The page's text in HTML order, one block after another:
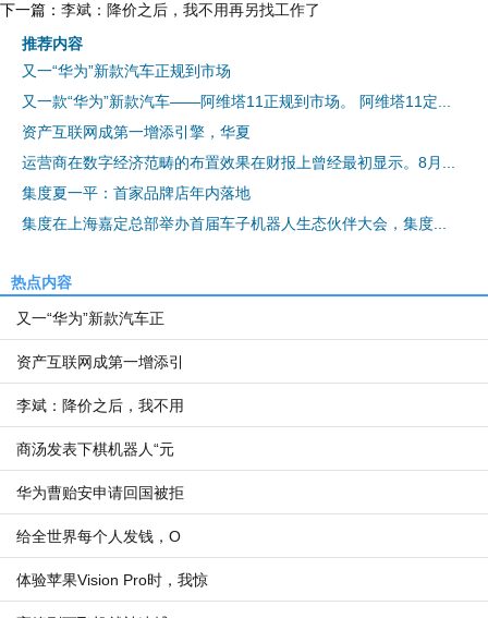
下一篇： 李斌：降价之后，我不用再另找工作了
推荐内容
又一“华为”新款汽车正规到市场
又一款“华为”新款汽车——阿维塔11正规到市场。 阿维塔11定...
资产互联网成第一增添引擎，华夏
运营商在数字经济范畴的布置效果在财报上曾经最初显示。8月...
集度夏一平：首家品牌店年内落地
集度在上海嘉定总部举办首届车子机器人生态伙伴大会，集度...
热点内容
又一“华为”新款汽车正
资产互联网成第一增添引
李斌：降价之后，我不用
商汤发表下棋机器人“元
华为曹贻安申请回国被拒
给全世界每个人发钱，O
体验苹果Vision Pro时，我惊